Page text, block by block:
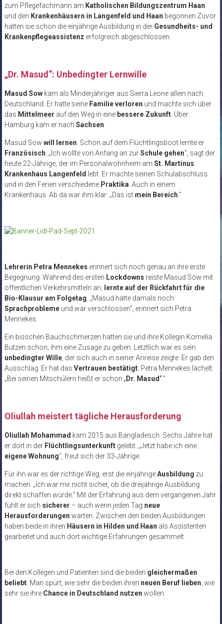
zum Pflegefachmann am Katholischen Bildungszentrum Haan
und den Krankenhäusern in Langenfeld und Haan begonnen Zuvor
hatten sie schon die einjährige Ausbildung in der Gesundheits- und
Krankenpflegeassistenz erfolgreich abgeschlossen.
„Dr. Masud“: Unbedingter Lernwille
Masud Sowkam als Minderjähriger aus Sierra Leone allein nach
Deutschland. Er hatte seine Familie verloren und machte sich über
das Mittelmeer auf den Weg in eine bessere Zukunft. Über
Hamburg kam er nach Sachsen
Masud Sow will lernen . Schon auf dem Flüchtlingsboot lernte er
Französisch . „Ich wollte von Anfang an zurSchule gehen“, sagt der
heute 22-Jährige, der im Personalwohnheim am St. Martinus
Krankenhaus Langenfeld
lebt. Er machte seinen Schulabschluss
und in den Ferien verschiedene Praktika . Auch in einem
Krankenhaus. Ab da war ihm klar: „Das ist mein Bereich .“
Lehrerin Petra Mennekes erinnert sich noch genau an ihre erste
Begegnung. Während des ersten Lockdowns reiste Masud Sow mit
öffentlichen Verkehrsmitteln an,
lernte auf der Rückfahrt für die
Bio-Klausur am Folgetag . „Masud hatte damals noch
Sprachproblemeund war verschlossen“, erinnert sich Petra
Mennekes.
Ein bisschen Bauchschmerzen hatten sie und ihre Kollegin Kornelia
Butzen schon, ihm eine Zusage zu geben. Letztlich war es sein
unbedingter Wille, der sich auch in seiner Anreise zeigte. Er gab den
Ausschlag. Er hat das Vertrauen bestätigt. Petra Mennekes lächelt:
„Bei seinen Mitschülern heißt er schon ‚Dr. Masud‘.“
Oliullah meistert tägliche Herausforderung
Oliullah Mohammad kam 2015 aus Bangladesch. Sechs Jahre hat
er dort in der Flüchtlingsunterkunftgelebt. „Jetzt habe ich eine
eigene Wohnung“, freut sich der 33-Jährige.
Für ihn war es der richtige Weg, erst die einjährigeAusbildung zu
machen. „Ich war mir nicht sicher, ob die dreijährige Ausbildung
direkt schaffen würde.“ Mit der Erfahrung aus dem vergangenen Jahr
fühlt er sich sicherer – auch wenn jeden Tag neue
Herausforderungen warten. Zwischen den beiden Ausbildungen
haben beide in ihren Häusern in Hilden und Haan als Assistenten
gearbeitet und auch dort wichtige Erfahrungen gesammelt.
Bei den Kollegen und Patienten sind die beiden gleichermaßen
beliebt. Man spürt, wie sehr die beiden ihren neuen Beruf lieben , wie
sehr sie ihre Chance in Deutschland nutzen wollen.